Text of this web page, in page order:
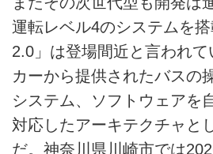
運転レベル4のシステムを
2.0」は登場間近と言われ
カーから提供されたバスの
システム、ソフトウェアを
対応したアーキテクチャと
だ。神奈川県川崎市では